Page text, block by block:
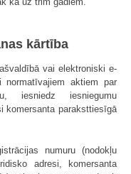
kārtība
vai elektroniski e-
normatīvajiem aktiem par
iesniedz iesniegumu
komersanta paraksttiesīgā
numuru (nodokļu
adresi, komersanta